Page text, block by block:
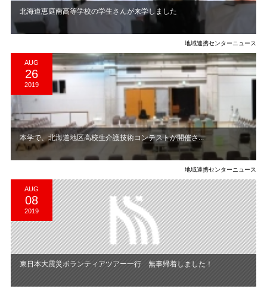
北海道恵庭南高等学校の学生さんが来学しました
地域連携センターニュース
AUG
26
2019
本学で、北海道地区高校生介護技術コンテストが開催さ...
地域連携センターニュース
AUG
08
2019
東日本大震災ボランティアツアー一行 無事帰着しました！